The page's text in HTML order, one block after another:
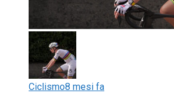
Ciclismo8 mesi fa